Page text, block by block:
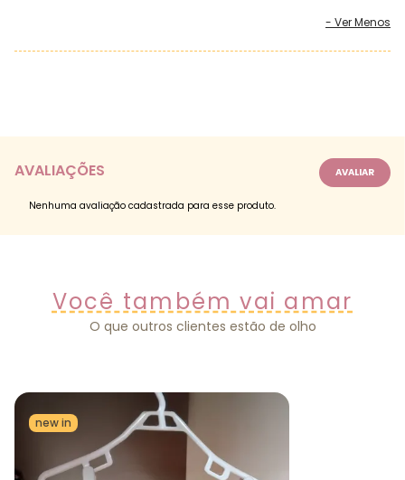
AVALIAÇÕES
Nenhuma avaliação cadastrada para esse produto.
Você também vai amar
O que outros clientes estão de olho
new in